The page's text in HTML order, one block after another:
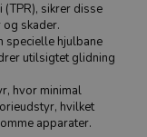
sikrer disse
skader.
specielle hjulbane
utilsigtet glidning
hvor minimal
hvilket
apparater.